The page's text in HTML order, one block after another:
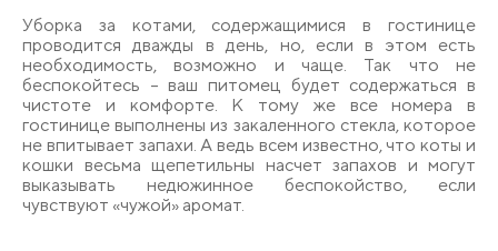
Уборка за котами, содержащимися в гостинице
проводится дважды в день, но, если в этом есть
необходимость, возможно и чаще. Так что не
беспокойтесь – ваш питомец будет содержаться в
чистоте и комфорте. К тому же все номера в
гостинице выполнены из закаленного стекла, которое
не впитывает запахи. А ведь всем известно, что коты и
кошки весьма щепетильны насчет запахов и могут
выказывать недюжинное беспокойство, если
чувствуют «чужой» аромат.